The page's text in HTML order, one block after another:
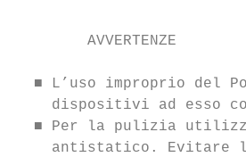
AVVERTENZE
■ L’uso improprio del
dispositivi ad esso
■ Per la pulizia
antistatico. Evitare